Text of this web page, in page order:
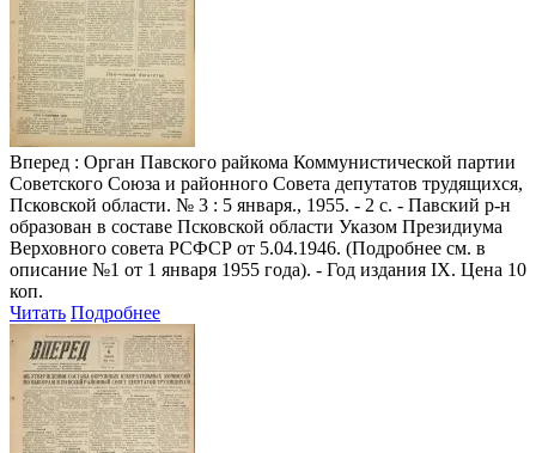
Вперед : Орган Павского райкома Коммунистической партии
Советского Союза и районного Совета депутатов трудящихся,
Псковской области. № 3 : 5 января., 1955. - 2 с. - Павский р-н
образован в составе Псковской области Указом Президиума
Верховного совета РСФСР от 5.04.1946. (Подробнее см. в
описание №1 от 1 января 1955 года). - Год издания IX. Цена 10
коп.
Читать Подробнее